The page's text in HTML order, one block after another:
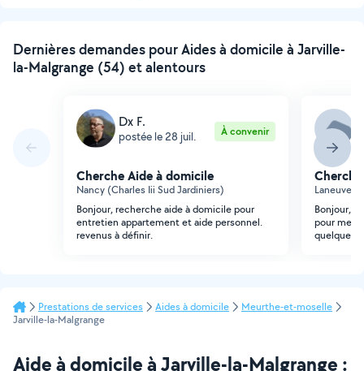
Dernières demandes pour Aides à domicile à Jarville-
la-Malgrange (54) et alentours
Dx F.
postée le 28 juil. À convenir
Cherche Aide à domicile
Nancy (Charles Iii Sud Jardiniers)
Bonjour, recherche aide à domicile pour
entretien appartement et aide personnel.
revenus à définir.
Bonjour,
pour mes
quelques
Prestations de services Aides à domicile
Meurthe-et-moselle
Jarville-la-Malgrange
Aide à domicile à Jarville-la-Malgrange :